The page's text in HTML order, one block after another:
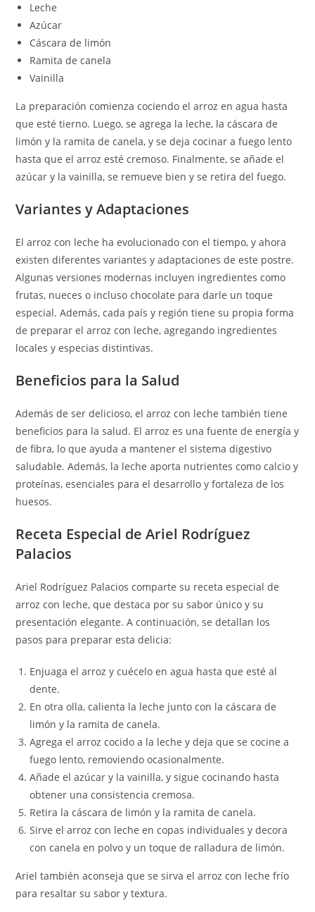
Leche
Azúcar
Cáscara de limón
Ramita de canela
Vainilla
La preparación comienza cociendo el arroz en agua hasta
que esté tierno. Luego, se agrega la leche, la cáscara de
limón y la ramita de canela, y se deja cocinar a fuego lento
hasta que el arroz esté cremoso. Finalmente, se añade el
azúcar y la vainilla, se remueve bien y se retira del fuego.
Variantes y Adaptaciones
El arroz con leche ha evolucionado con el tiempo, y ahora
existen diferentes variantes y adaptaciones de este postre.
Algunas versiones modernas incluyen ingredientes como
frutas, nueces o incluso chocolate para darle un toque
especial. Además, cada país y región tiene su propia forma
de preparar el arroz con leche, agregando ingredientes
locales y especias distintivas.
Beneficios para la Salud
Además de ser delicioso, el arroz con leche también tiene
beneficios para la salud. El arroz es una fuente de energía y
de fibra, lo que ayuda a mantener el sistema digestivo
saludable. Además, la leche aporta nutrientes como calcio y
proteínas, esenciales para el desarrollo y fortaleza de los
huesos.
Receta Especial de Ariel Rodríguez
Palacios
Ariel Rodríguez Palacios comparte su receta especial de
arroz con leche, que destaca por su sabor único y su
presentación elegante. A continuación, se detallan los
pasos para preparar esta delicia:
Enjuaga el arroz y cuécelo en agua hasta que esté al
dente.
En otra olla, calienta la leche junto con la cáscara de
limón y la ramita de canela.
Agrega el arroz cocido a la leche y deja que se cocine a
fuego lento, removiendo ocasionalmente.
Añade el azúcar y la vainilla, y sigue cocinando hasta
obtener una consistencia cremosa.
Retira la cáscara de limón y la ramita de canela.
Sirve el arroz con leche en copas individuales y decora
con canela en polvo y un toque de ralladura de limón.
Ariel también aconseja que se sirva el arroz con leche frío
para resaltar su sabor y textura.